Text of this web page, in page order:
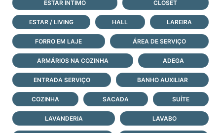
ESTAR ÍNTIMO CLOSET
ESTAR / LIVING HALL LAREIRA
FORRO EM LAJE ÁREA DE SERVIÇO
ARMÁRIOS NA COZINHA ADEGA
ENTRADA SERVIÇO BANHO AUXILIAR
COZINHA SACADA SUÍTE
LAVANDERIA LAVABO